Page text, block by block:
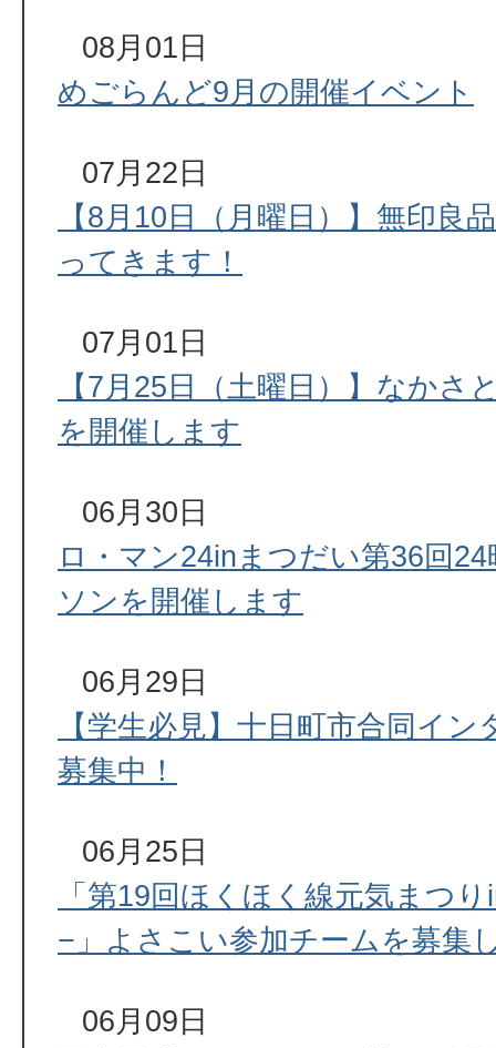
08月01日
めごらんど9月の開催イベント
07月22日
【8月10日（月曜日）】無印良
ってきます！
07月01日
【7月25日（土曜日）】なか
を開催します
06月30日
ロ・マン24inまつだい第36回
ソンを開催します
06月29日
【学生必見】十日町市合同イ
募集中！
06月25日
「第19回ほくほく線元気まつ
−」よさこい参加チームを募集
06月09日